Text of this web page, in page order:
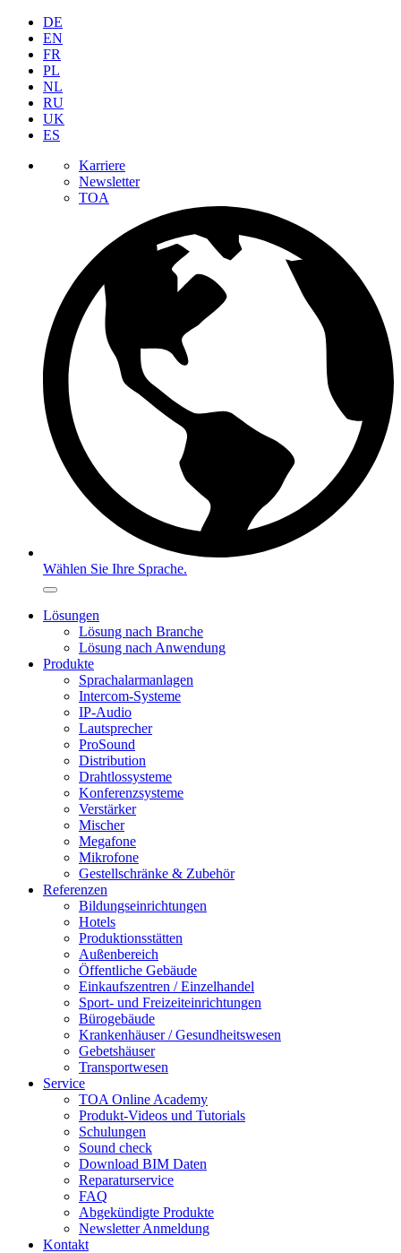
DE
EN
FR
PL
NL
RU
UK
ES
Karriere
Newsletter
TOA
Wählen Sie Ihre Sprache.
Lösungen
Lösung nach Branche
Lösung nach Anwendung
Produkte
Sprachalarmanlagen
Intercom-Systeme
IP-Audio
Lautsprecher
ProSound
Distribution
Drahtlossysteme
Konferenzsysteme
Verstärker
Mischer
Megafone
Mikrofone
Gestellschränke & Zubehör
Referenzen
Bildungseinrichtungen
Hotels
Produktionsstätten
Außenbereich
Öffentliche Gebäude
Einkaufszentren / Einzelhandel
Sport- und Freizeiteinrichtungen
Bürogebäude
Krankenhäuser / Gesundheitswesen
Gebetshäuser
Transportwesen
Service
TOA Online Academy
Produkt-Videos und Tutorials
Schulungen
Sound check
Download BIM Daten
Reparaturservice
FAQ
Abgekündigte Produkte
Newsletter Anmeldung
Kontakt